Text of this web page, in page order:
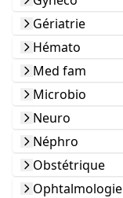
Gériatrie
Hémato
Med fam
Microbio
Neuro
Néphro
Obstétrique
Ophtalmologie